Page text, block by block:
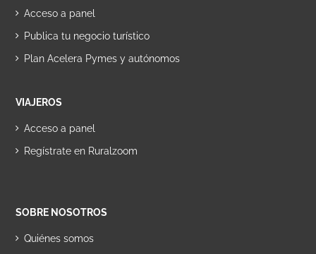
Acceso a panel
Publica tu negocio turístico
Plan Acelera Pymes y autónomos
VIAJEROS
Acceso a panel
Regístrate en Ruralzoom
SOBRE NOSOTROS
Quiénes somos